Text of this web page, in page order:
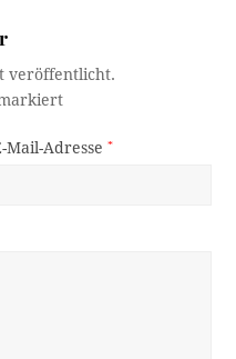
veröffentlicht.
Mail-Adresse*